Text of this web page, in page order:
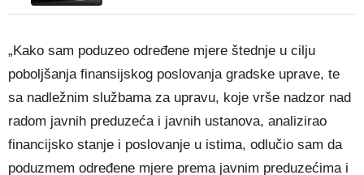
„Kako sam poduzeo određene mjere štednje u cilju
poboljšanja finansijskog poslovanja gradske uprave, te
sa nadležnim službama za upravu, koje vrše nadzor nad
radom javnih preduzeća i javnih ustanova, analizirao
financijsko stanje i poslovanje u istima, odlučio sam da
poduzmem određene mjere prema javnim preduzećima i